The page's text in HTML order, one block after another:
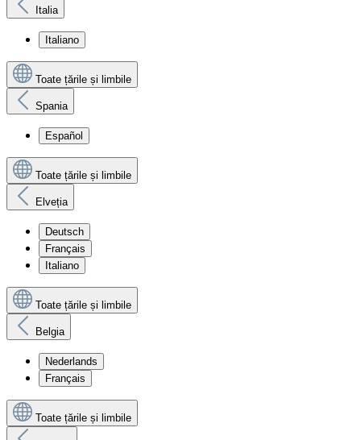
Italia
Italiano
Toate țările și limbile
Spania
Español
Toate țările și limbile
Elveția
Deutsch
Français
Italiano
Toate țările și limbile
Belgia
Nederlands
Français
Toate țările și limbile